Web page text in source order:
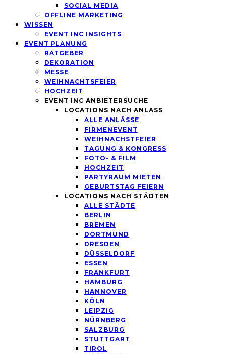
SOCIAL MEDIA
OFFLINE MARKETING
WISSEN
EVENT INC INSIGHTS
EVENT PLANUNG
RATGEBER
DEKORATION
MESSE
WEIHNACHTSFEIER
HOCHZEIT
EVENT INC ANBIETERSUCHE
LOCATIONS NACH ANLASS
ALLE ANLÄSSE
FIRMENEVENT
WEIHNACHSTFEIER
TAGUNG & KONGRESS
FOTO- & FILM
HOCHZEIT
PARTYRAUM MIETEN
GEBURTSTAG FEIERN
LOCATIONS NACH STÄDTEN
ALLE STÄDTE
BERLIN
BREMEN
DORTMUND
DRESDEN
DÜSSELDORF
ESSEN
FRANKFURT
HAMBURG
HANNOVER
KÖLN
LEIPZIG
NÜRNBERG
SALZBURG
STUTTGART
TIROL